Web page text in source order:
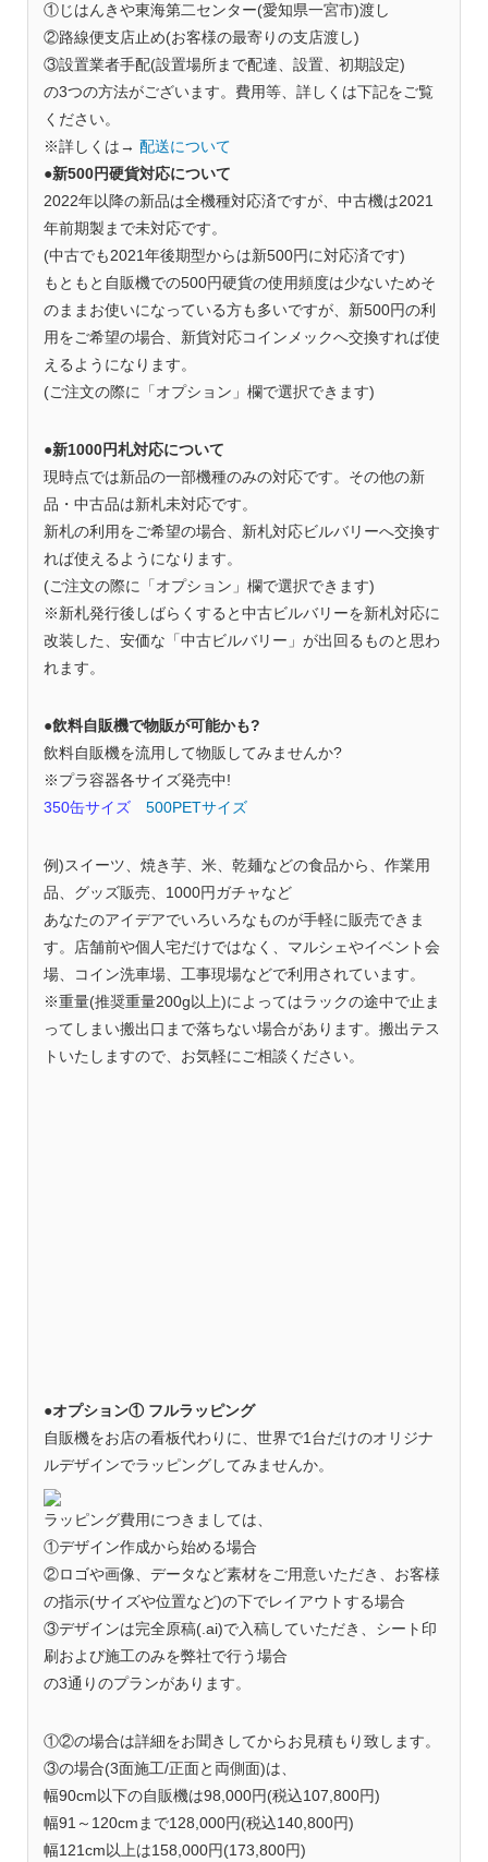
①じはんきや東海第二センター(愛知県一宮市)渡し
②路線便支店止め(お客様の最寄りの支店渡し)
③設置業者手配(設置場所まで配達、設置、初期設定)
の3つの方法がございます。費用等、詳しくは下記をご覧
ください。
※詳しくは→ 配送について
●新500円硬貨対応について
2022年以降の新品は全機種対応済ですが、中古機は2021
年前期製まで未対応です。
(中古でも2021年後期型からは新500円に対応済です)
もともと自販機での500円硬貨の使用頻度は少ないためそ
のままお使いになっている方も多いですが、新500円の利
用をご希望の場合、新貨対応コインメックへ交換すれば使
えるようになります。
(ご注文の際に「オプション」欄で選択できます)
●新1000円札対応について
現時点では新品の一部機種のみの対応です。その他の新
品・中古品は新札未対応です。
新札の利用をご希望の場合、新札対応ビルバリーへ交換す
れば使えるようになります。
(ご注文の際に「オプション」欄で選択できます)
※新札発行後しばらくすると中古ビルバリーを新札対応に
改装した、安価な「中古ビルバリー」が出回るものと思わ
れます。
●飲料自販機で物販が可能かも?
飲料自販機を流用して物販してみませんか?
※プラ容器各サイズ発売中!
350缶サイズ
500PETサイズ
例)スイーツ、焼き芋、米、乾麺などの食品から、作業用
品、グッズ販売、1000円ガチャなど
あなたのアイデアでいろいろなものが手軽に販売できま
す。店舗前や個人宅だけではなく、マルシェやイベント会
場、コイン洗車場、工事現場などで利用されています。
※重量(推奨重量200g以上)によってはラックの途中で止ま
ってしまい搬出口まで落ちない場合があります。搬出テス
トいたしますので、お気軽にご相談ください。
●オプション① フルラッピング
自販機をお店の看板代わりに、世界で1台だけのオリジナ
ルデザインでラッピングしてみませんか。
ラッピング費用につきましては、
①デザイン作成から始める場合
②ロゴや画像、データなど素材をご用意いただき、お客様
の指示(サイズや位置など)の下でレイアウトする場合
③デザインは完全原稿(.ai)で入稿していただき、シート印
刷および施工のみを弊社で行う場合
の3通りのプランがあります。
①②の場合は詳細をお聞きしてからお見積もり致します。
③の場合(3面施工/正面と両側面)は、
幅90cm以下の自販機は98,000円(税込107,800円)
幅91～120cmまで128,000円(税込140,800円)
幅121cm以上は158,000円(173,800円)